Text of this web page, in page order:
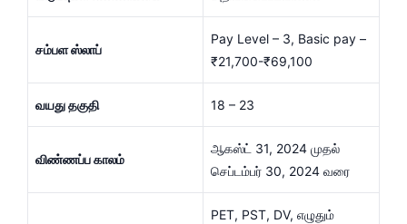
சம்பள ஸ்லாப்
Pay Level – 3, Basic pay –
₹21,700-₹69,100
வயது தகுதி 18 – 23
விண்ணப்ப காலம்
ஆகஸ்ட் 31, 2024 முதல்
செப்டம்பர் 30, 2024 வரை
PET, PST, DV, எழுதும்